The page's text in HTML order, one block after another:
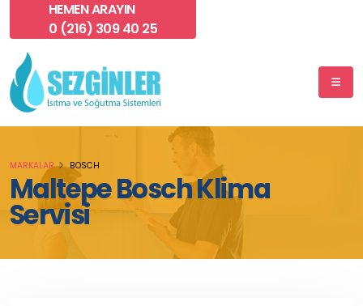
HEMEN ARAYIN
0 (216) 309 40 25
Maltepe Bosch Klima
Servisi
MARKALAR BOSCH